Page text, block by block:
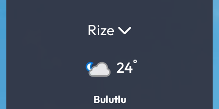
Rize
24°
Bulutlu